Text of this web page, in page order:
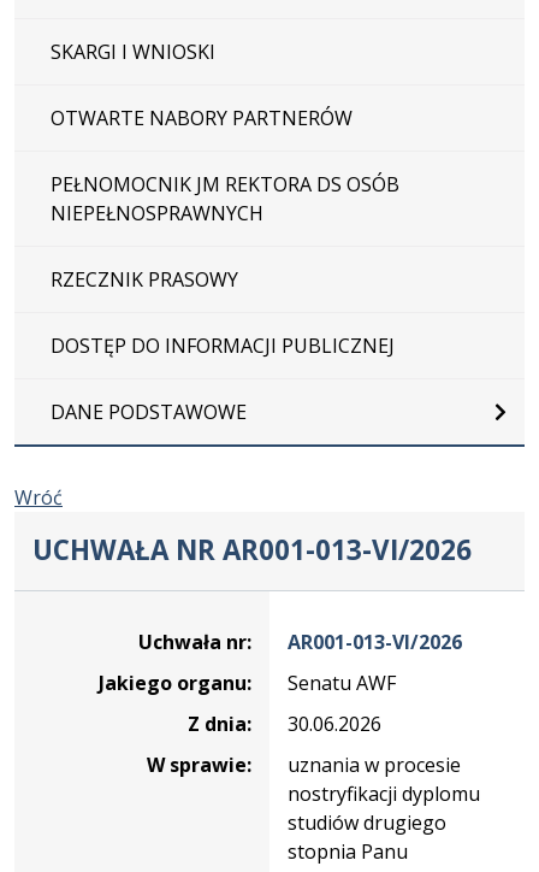
SKARGI I WNIOSKI
OTWARTE NABORY PARTNERÓW
PEŁNOMOCNIK JM REKTORA DS OSÓB
NIEPEŁNOSPRAWNYCH
RZECZNIK PRASOWY
DOSTĘP DO INFORMACJI PUBLICZNEJ
DANE PODSTAWOWE
Wróć
UCHWAŁA NR AR001-013-VI/2026
Uchwała nr:
AR001-013-VI/2026
Jakiego organu:
Senatu AWF
Z dnia:
30.06.2026
W sprawie:
uznania w procesie
nostryfikacji dyplomu
studiów drugiego
stopnia Panu